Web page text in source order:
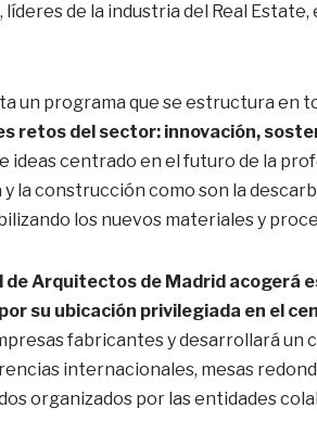
de la industria del Real
un programa que se estructura en
retos del sector: innovación,
ideas centrado en el futuro de la
la construcción como son la
los nuevos materiales y
de Arquitectos de Madrid acogerá
por su ubicación privilegiada en el
fabricantes y desarrollará un
internacionales, mesas
organizados por las entidades